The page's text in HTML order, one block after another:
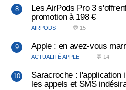
Les AirPods Pro 3
promotion à 198 €
AIRPODS 💬 15
Apple : en avez-vous
ACTUALITÉ APPLE 💬 14
Saracroche : l'application
les appels et SMS